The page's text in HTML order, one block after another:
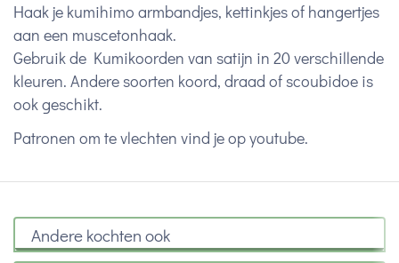
Haak je kumihimo armbandjes, kettinkjes of hangertjes
aan een muscetonhaak.
Gebruik de Kumikoorden van satijn in 20 verschillende
kleuren. Andere soorten koord, draad of scoubidoe is
ook geschikt.
Patronen om te vlechten vind je op youtube.
Andere kochten ook